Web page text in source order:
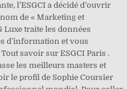
l’ESGCI a décidé d’ouvrir
de « Marketing et
Luxe traite les données
d’information et vous
savoir sur ESGCI Paris .
les meilleurs masters et
le profil de Sophie Coursier